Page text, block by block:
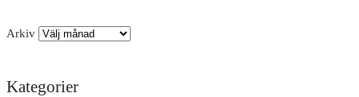
Arkiv
Kategorier